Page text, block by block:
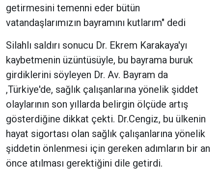
getirmesini temenni eder bütün
vatandaşlarımızın bayramını kutlarım" dedi
Silahlı saldırı sonucu Dr. Ekrem Karakaya'yı
kaybetmenin üzüntüsüyle, bu bayrama buruk
girdiklerini söyleyen Dr. Av. Bayram da
,Türkiye'de, sağlık çalışanlarına yönelik şiddet
olaylarının son yıllarda belirgin ölçüde artış
gösterdiğine dikkat çekti. Dr.Cengiz, bu ülkenin
hayat sigortası olan sağlık çalışanlarına yönelik
şiddetin önlenmesi için gereken adımların bir an
önce atılması gerektiğini dile getirdi.